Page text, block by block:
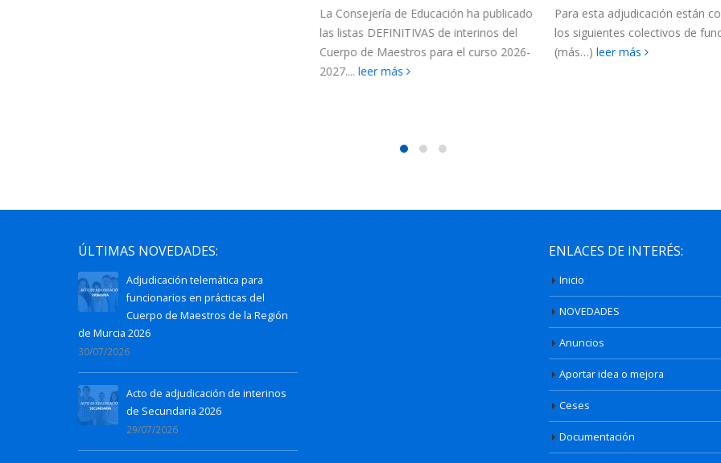
La Consejería de Educación ha publicado
las listas DEFINITIVAS de interinos del
Cuerpo de Maestros para el curso 2026-
2027....leer más
Para esta adjudicación están
los siguientes colectivos de
(más…)leer más
ÚLTIMAS NOVEDADES:
Adjudicación telemática para
funcionarios en prácticas del
Cuerpo de Maestros de la Región
de Murcia 2026
30/07/2026
Acto de adjudicación de interinos
de Secundaria 2026
29/07/2026
ENLACES DE INTERÉS:
Inicio
NOVEDADES
Anuncios
Aportar idea o mejora
Ceses
Documentación